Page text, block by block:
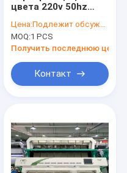
цвета 220v 50hz
многофункциональная,
машина соли моря
сортируя
Цена:Подлежит обсуждению
MOQ:1 PCS
Получить последнюю цену
Контакт